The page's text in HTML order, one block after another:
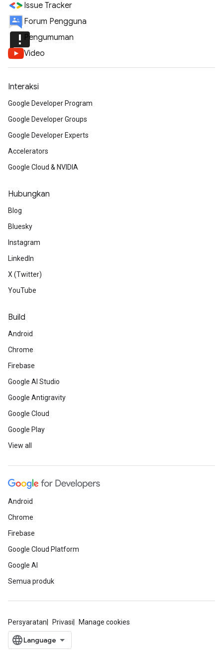
Issue Tracker
Forum Pengguna
announcementPengumuman
Video
Interaksi
Google Developer Program
Google Developer Groups
Google Developer Experts
Accelerators
Google Cloud & NVIDIA
Hubungkan
Blog
Bluesky
Instagram
LinkedIn
X (Twitter)
YouTube
Build
Android
Chrome
Firebase
Google AI Studio
Google Antigravity
Google Cloud
Google Play
View all
Android
Chrome
Firebase
Google Cloud Platform
Google AI
Semua produk
Persyaratan Privasi Manage cookies